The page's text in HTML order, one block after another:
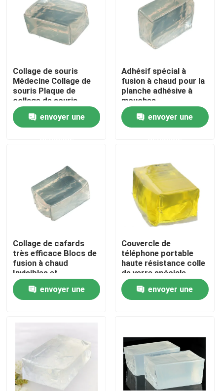
Aperçu
A propos de nous
Contrôle de la qualité
Contact
ruban adhésif de fonte chaude
Ruban adhésif de tapis
Collage de souris
Médecine Collage de
souris Plaque de
collage de souris
Forte Collage de
souris à haute
viscosité
envoyer une
Adhésif spécial à
fusion à chaud pour la
planche adhésive à
mouches
envoyer une
Collage de cafards
très efficace Blocs de
fusion à chaud
Invisibles et
écologiques Non
toxiquesenvoyer une
Couvercle de
téléphone portable
haute résistance colle
de verre spéciale
blocs de fusion à
chaud liant
professionnel
envoyer une